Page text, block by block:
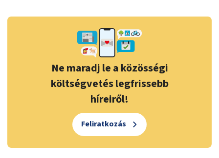
Ne maradj le a közösségi
költségvetés legfrissebb
híreiről!
Feliratkozás